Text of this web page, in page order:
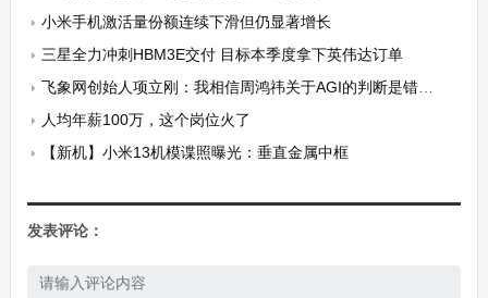
小米手机激活量份额连续下滑但仍显著增长
三星全力冲刺HBM3E交付 目标本季度拿下英伟达订单
飞象网创始人项立刚：我相信周鸿祎关于AGI的判断是错误的
人均年薪100万，这个岗位火了
【新机】小米13机模谍照曝光：垂直金属中框
发表评论：